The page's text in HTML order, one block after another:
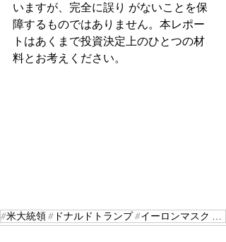
いますが、完全に誤り がないことを保
障するものではありません。本レポー
トはあくまで投資決定上のひとつの材
料とお考えください。
#米大統領 #ドナルドトランプ #イーロンマスク #テスラ #スペースX #宇宙事業 #ICGレポート